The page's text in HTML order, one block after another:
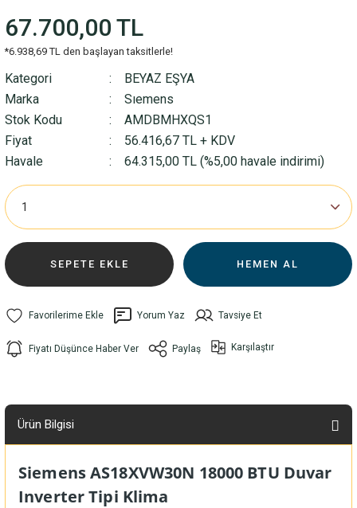
67.700,00 TL
*6.938,69 TL den başlayan taksitlerle!
Kategori
BEYAZ EŞYA
Marka
Sıemens
Stok Kodu
AMDBMHXQS1
Fiyat
56.416,67 TL + KDV
Havale
64.315,00 TL (%5,00 havale indirimi)
SEPETE EKLE HEMEN AL
Yorum Yaz Tavsiye Et
Fiyatı Düşünce Haber Ver Paylaş Karşılaştır
Ürün Bilgisi
Siemens AS18XVW30N 18000 BTU Duvar
Inverter Tipi Klima